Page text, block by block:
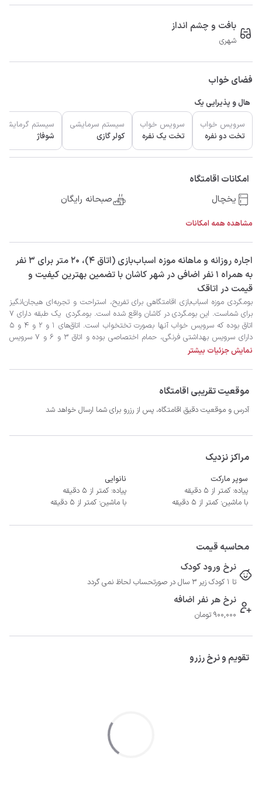
بافت و چشم انداز
شهری
فضای خواب
هال و پذیرایی یک
سرویس خواب
تخت دو نفره
سرویس خواب
تخت یک نفره
سیستم سرمایشی
کولر گازی
سیستم گرمایشی
شوفاژ
امکانات اقامتگاه
یخچال
صبحانه رایگان
مشاهده همه امکانات
‫‫اجاره روزانه و ماهانه موزه اسباب‌بازی (اتاق ۴)، 20 متر برای 3 نفر
به همراه 1 نفر اضافی در شهر کاشان با تضمین بهترین کیفیت و
قیمت در اتاقک
نمایش جزئیات بیشتر
موقعیت تقریبی اقامتگاه
آدرس و موقعیت دقیق اقامتگاه، پس از رزرو برای شما ارسال خواهد شد
مراکز نزدیک
سوپر مارکت
پیاده: کمتر از 5 دقیقه
با ماشین: کمتر از 5 دقیقه
نانوایی
پیاده: کمتر از 5 دقیقه
با ماشین: کمتر از 5 دقیقه
محاسبه قیمت
نرخ ورود کودک
تا 1 کودک زیر 3 سال در صورتحساب لحاظ نمی گردد
نرخ هر نفر اضافه
900,000 تومان
تقویم و نرخ رزرو